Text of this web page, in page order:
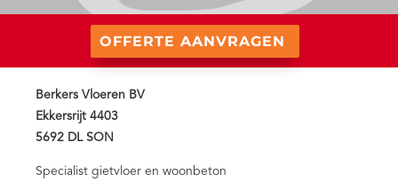
OFFERTE AANVRAGEN
Berkers Vloeren BV
Ekkersrijt 4403
5692 DL SON
Specialist gietvloer en woonbeton